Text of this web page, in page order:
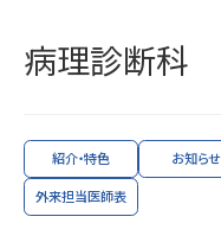
病理診断科
紹介・特色 お知らせ
外来担当医師表